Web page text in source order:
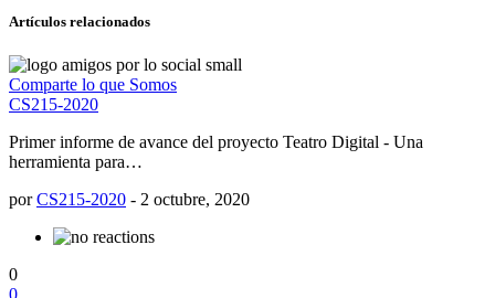
Artículos relacionados
Comparte lo que Somos
CS215-2020
Primer informe de avance del proyecto Teatro Digital - Una
herramienta para…
porCS215-2020 - 2 octubre, 2020
0